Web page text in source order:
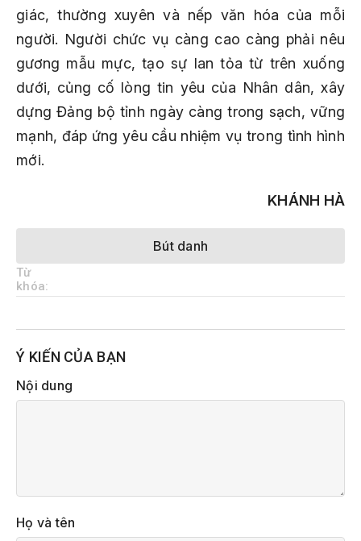
giác, thường xuyên và nếp văn hóa của mỗi
người. Người chức vụ càng cao càng phải nêu
gương mẫu mực, tạo sự lan tỏa từ trên xuống
dưới, củng cố lòng tin yêu của Nhân dân, xây
dựng Đảng bộ tỉnh ngày càng trong sạch, vững
mạnh, đáp ứng yêu cầu nhiệm vụ trong tình hình
mới.
KHÁNH HÀ
Bút danh
Từ
khóa:
Ý KIẾN CỦA BẠN
Nội dung
Họ và tên